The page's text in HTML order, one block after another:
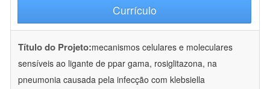
Currículo
Título do Projeto:mecanismos celulares e moleculares
sensíveis ao ligante de ppar gama, rosiglitazona, na
pneumonia causada pela infecção com klebsiella